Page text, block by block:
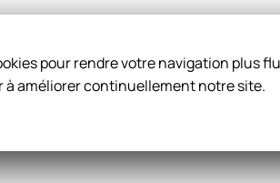
pour rendre votre navigation plus
à améliorer continuellement notre site.